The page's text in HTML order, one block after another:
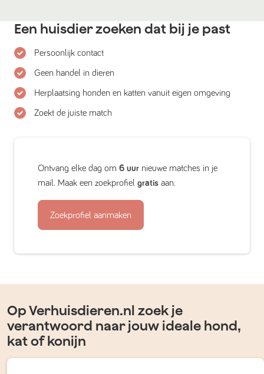
Een huisdier zoeken dat bij je past
Persoonlijk contact
Geen handel in dieren
Herplaatsing honden en katten vanuit eigen omgeving
Zoekt de juiste match
Ontvang elke dag om 6 uur nieuwe matches in je
mail. Maak een zoekprofiel gratis aan.
Zoekprofiel aanmaken
Op Verhuisdieren.nl zoek je
verantwoord naar jouw ideale hond,
kat of konijn